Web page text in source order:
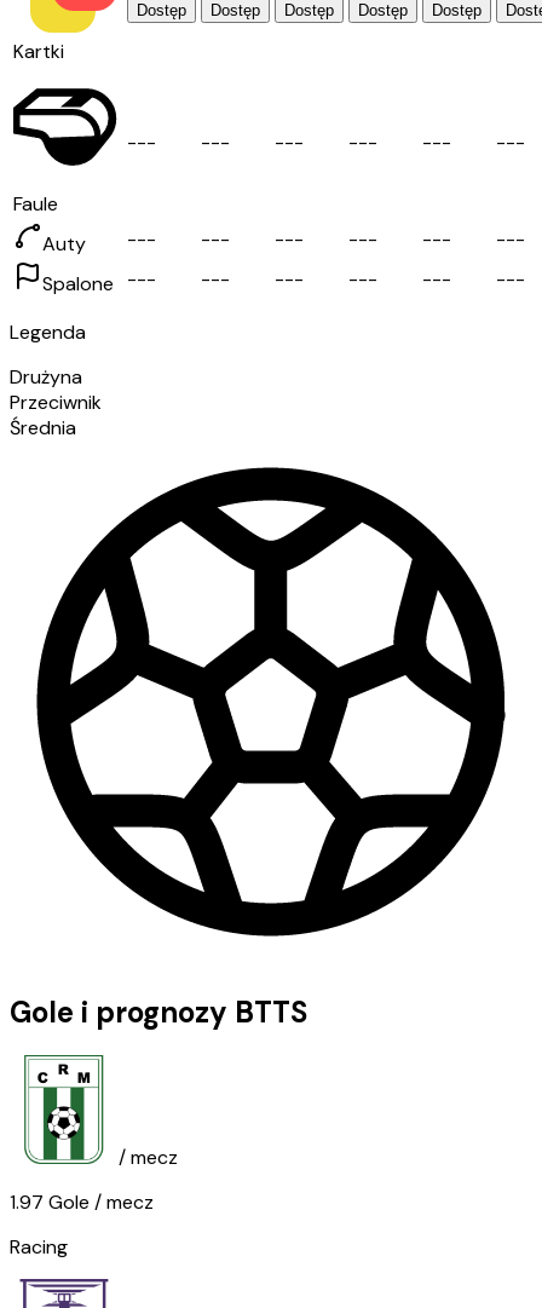
Kartki
Dostęp Dostęp Dostęp Dostęp Dostęp
Faule
--- --- --- --- --- ---
Auty --- --- --- --- --- ---
Spalone
--- --- --- --- --- ---
Legenda
Drużyna
Przeciwnik
Średnia
Gole i prognozy BTTS
/ mecz
1.97 Gole / mecz
Racing